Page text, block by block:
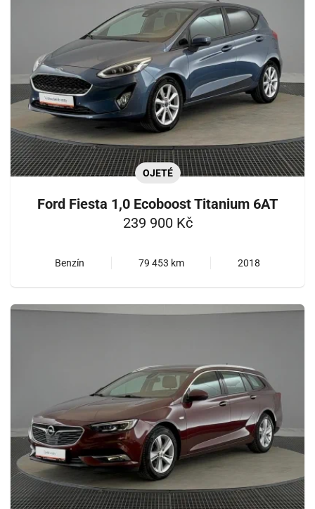
OJETÉ
Ford Fiesta 1,0 Ecoboost Titanium 6AT
239 900 Kč
Benzín 79 453 km 2018